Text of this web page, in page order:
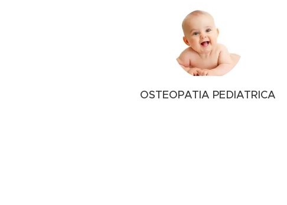
OSTEOPATIA PEDIATRICA